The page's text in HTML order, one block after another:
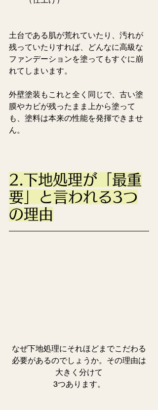
土台である肌が荒れていたり、汚れが
残っていたりすれば、どんなに高級な
ファンデーションを塗ってもすぐに崩
れてしまいます。
外壁塗装もこれと全く同じで、古い塗
膜やカビが残ったまま上から塗って
も、塗料は本来の性能を発揮できませ
ん。
2.下地処理が「最重
要」と言われる3つ
の理由
なぜ下地処理にそれほどまでこだわる
必要があるのでしょうか。その理由は
大きく分けて
3つあります。